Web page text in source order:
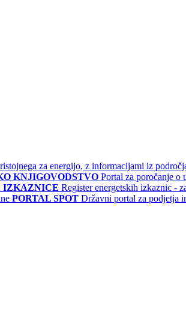
za energijo, z informacijami iz
KNJIGOVODSTVO Portal za poročanje o
IZKAZNICE Register energetskih izkaznic -
PORTAL SPOT Državni portal za podjetja